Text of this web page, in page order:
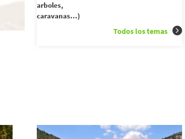
arboles,
caravanas...)
Todos los temas